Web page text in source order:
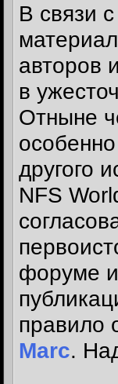
В связи
авторов
в
Отныне
другого
NFS
форуме и
правило
Marс.